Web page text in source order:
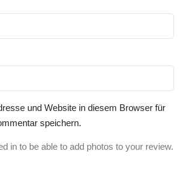
und Website in diesem Browser für
speichern.
in to be able to add photos to your review.